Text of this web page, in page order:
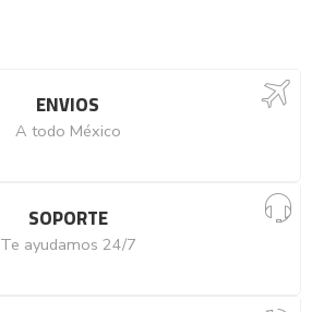
ENVIOS
A todo México
SOPORTE
Te ayudamos 24/7